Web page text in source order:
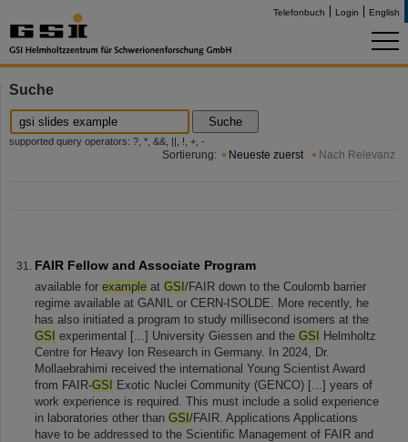
Telefonbuch Login English
Suche
Suche
supported query operators: ?, *, &&, ||, !, +, -
Sortierung: Neueste zuerst Nach Relevanz
FAIR Fellow and Associate Program
available for example at GSI /FAIR down to the Coulomb barrier
regime available at GANIL or CERN-ISOLDE. More recently, he
has also initiated a program to study millisecond isomers at the
GSI experimental [...] University Giessen and the GSI
Helmholtz
Centre for Heavy Ion Research in Germany. In 2024, Dr.
Mollaebrahimi received the international Young Scientist Award
from FAIR-GSI
Exotic Nuclei Community (GENCO) [...] years of
work experience is required. This must include a solid experience
in laboratories other than GSI /FAIR. Applications Applications
have to be addressed to the Scientific Management of FAIR and